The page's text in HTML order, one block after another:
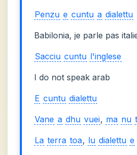
Penzu e cuntu a dialettu
Babilonia, je parle pas
Sacciu cuntu l'inglese
I do not speak arab
E cuntu dialettu
Vane a dhu vuei, ma nu
La terra toa, lu dialettu e